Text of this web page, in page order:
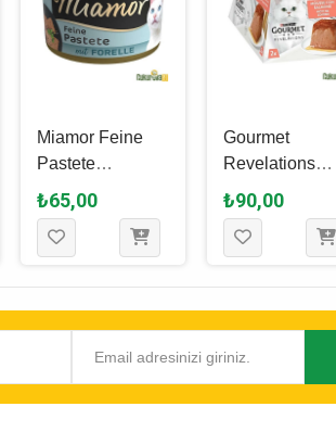
Miamor Feine
Pastete
Alabalıklı
Yetişkin Kedi
Yaş Maması 85
₺65,00
Gourmet
Revelations
Somonlu
Yetişkin Kedi
Yaş Maması 57
₺90,00